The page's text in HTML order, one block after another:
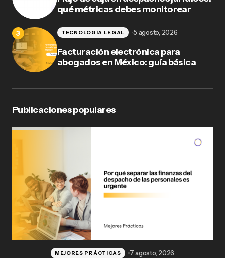
qué métricas debes monitorear
Facturación electrónica para
abogados en México: guía básica
TECNOLOGÍA LEGAL 5 agosto, 2026
Publicaciones populares
MEJORES PRÁCTICAS 7 agosto, 2026